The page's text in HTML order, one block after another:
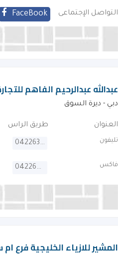
التواصل الإجتماعى FaceBook
عبدالله عبدالرحيم الفاهم
دبي - ديرة السوق
العنوان طريق الراس
تليفون 042263863
فاكس 042264147
المشير للازياء الخليجية فرع ام